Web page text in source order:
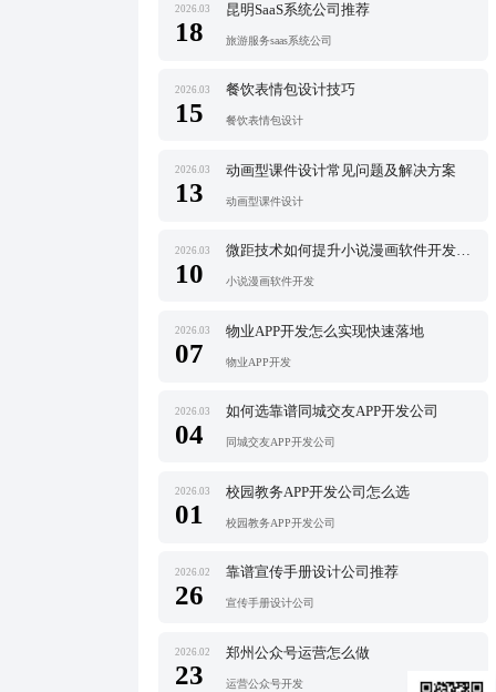
2026.03
18
昆明SaaS系统公司推荐
旅游服务saas系统公司
2026.03
15
餐饮表情包设计技巧
餐饮表情包设计
2026.03
13
动画型课件设计常见问题及解决方案
动画型课件设计
2026.03
10
微距技术如何提升小说漫画软件开发体验
小说漫画软件开发
2026.03
07
物业APP开发怎么实现快速落地
物业APP开发
2026.03
04
如何选靠谱同城交友APP开发公司
同城交友APP开发公司
2026.03
01
校园教务APP开发公司怎么选
校园教务APP开发公司
2026.02
26
靠谱宣传手册设计公司推荐
宣传手册设计公司
2026.02
23
郑州公众号运营怎么做
运营公众号开发